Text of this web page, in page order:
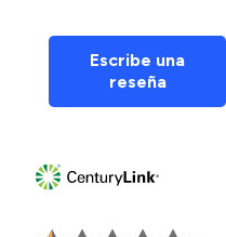
Escribe una
reseña